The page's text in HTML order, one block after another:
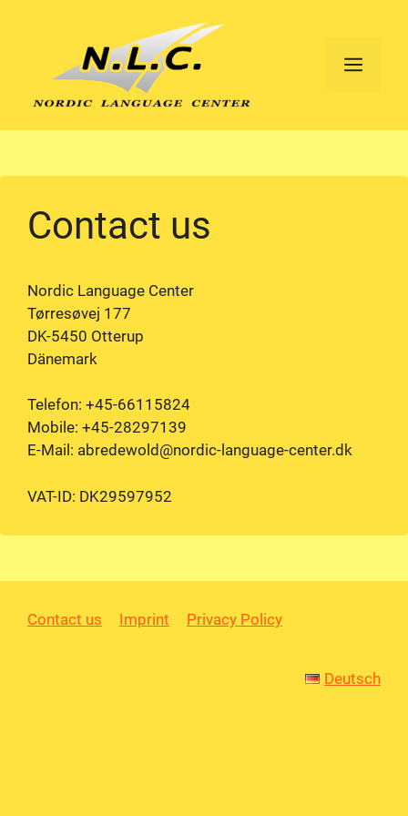
Contact us
Nordic Language Center
Tørresøvej 177
DK-5450 Otterup
Dänemark
Telefon: +45-66115824
Mobile: +45-28297139
E-Mail: abredewold@nordic-language-center.dk
VAT-ID: DK29597952
Contact us Imprint Privacy Policy
Deutsch